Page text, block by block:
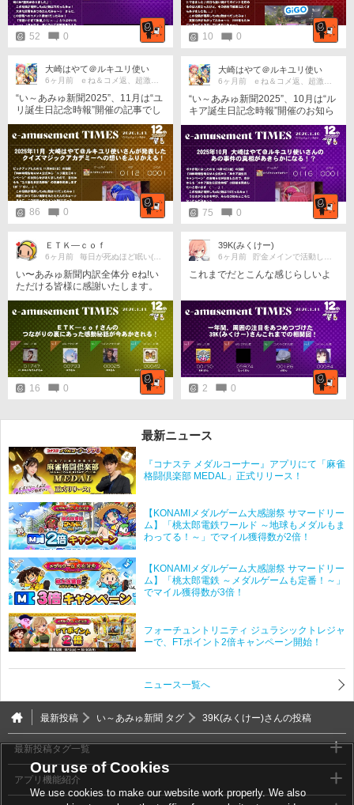
52 0
り、新たな領域に挑んだりするに
は絶好の機会ともいえますね♪ 弐
寺やボルテは、後からプレミアム
コースに入ってCSVファイルをダ
し。 今回のイベントでは、2か月
かけてグッズ2個とともに、大量の
成果を持ち帰ることができました♪
期間中一番の収穫はドラム初EXC
でしたけど、この月を5回発行して
もらでんさんしか出なかった
（笑）
10 0
大崎はやて＠ルキユリ使い
6ヶ月前 ｅね＆コメ返、超激遅ですみません…
“い～あみゅ新聞2025”、11月は“ユ
リ誕生日記念時報”開催の記事でし
た👊 さて、ここで皆さまに残念な
お知らせが…今年度の新聞作成期
間、12月20日ごろから始まったの
で「いつも１か月ほどあるし、１
月20日ぐらいまでは作れるだろ
う」と勝手に思い込んでいたら…
どうやら１月14日までだったよう
で、気づいたときには既に作成期
間が終わってました(>o<)従って…
ータル ・投稿内訳（2025年分＆
トータル） ・友達関係（2025年
分＆トータル） 結局、これらの新
聞を発行することができなかった
ため、今年度の新聞投稿はこれに
て終了です😔というわけで、また
来年度お会いしましょう(T_T)/~
86 0
大崎はやて＠ルキユリ使い
6ヶ月前 ｅね＆コメ返、超激遅ですみません…
“い～あみゅ新聞2025”、10月は“ル
キア誕生日記念時報”開催のお知ら
75 0
ＥＴＫ―ｃｏｆ
6ヶ月前 毎日が死ぬほど眠い(>_<)
い〜あみゅ新聞内訳全体分 eね!い
ただける皆様に感謝いたします。
16 0
39K(みくけー)
6ヶ月前 貯金メインで活動してるよ
これまでだとこんな感じらしいよ
2 0
最新ニュース
『コナステ メダルコーナー』アプリにて「麻雀
格闘倶楽部 MEDAL」正式リリース！
【KONAMIメダルゲーム大感謝祭 サマードリー
ム】「桃太郎電鉄ワールド ～地球もメダルもま
わってる！～」でマイル獲得数が2倍！
【KONAMIメダルゲーム大感謝祭 サマードリー
ム】「桃太郎電鉄 ～メダルゲームも定番！～」
でマイル獲得数が3倍！
フォーチュントリニティ ジュラシックトレジャ
ーで、FTポイント2倍キャンペーン開始！
ニュース一覧へ
最新投稿 い～あみゅ新聞 タグ 39K(みくけー)さんの投稿
最新投稿タグ一覧
アプリ機能紹介
Our use of Cookies
We use cookies to make our website work properly. We also